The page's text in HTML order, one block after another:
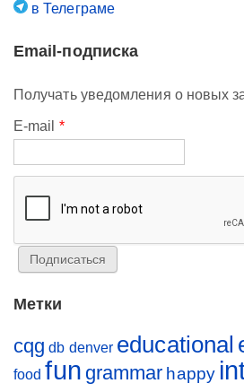
в Телеграме
Email-подписка
Получать уведомления о новых
E-mail *
Метки
cqg db denver educational
food fun grammar happy